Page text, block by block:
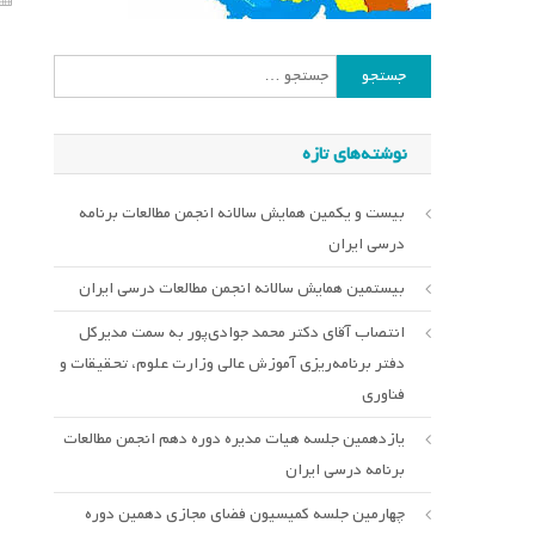
جستجو
برای:
نوشته‌های تازه
بیست و یکمین همایش سالانه انجمن مطالعات برنامه
درسی ایران
بیستمین همایش سالانه انجمن مطالعات درسی ایران
انتصاب آقای دکتر محمد جوادی‌پور به سمت مدیرکل
دفتر برنامه‌ریزی آموزش عالی وزارت علوم، تحقیقات و
فناوری
یازدهمین جلسه هیات مدیره دوره دهم انجمن مطالعات
برنامه درسی ایران
چهارمین جلسه کمیسیون فضای مجازی دهمین دوره